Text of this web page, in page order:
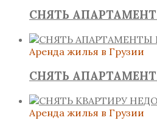
СНЯТЬ
Аренда жилья в Грузии
СНЯТЬ
Аренда жилья в Грузии